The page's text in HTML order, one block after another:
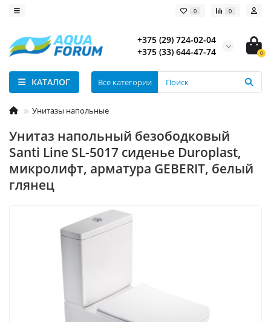
0 0
+375 (29) 724-02-04
+375 (33) 644-47-74
0
КАТАЛОГ Все категории
Унитазы напольные
Унитаз напольный безободковый
Santi Line SL-5017 сиденье Duroplast,
микролифт, арматура GEBERIT, белый
глянец